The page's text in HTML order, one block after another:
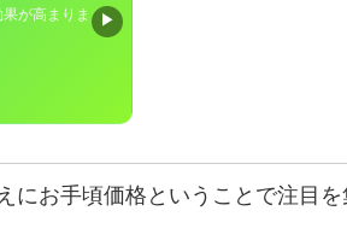
が高まりま
▶
にお手頃価格ということで注目を